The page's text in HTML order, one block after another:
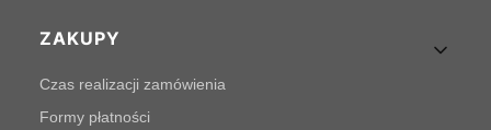
Linki w stopce
ZAKUPY
Czas realizacji zamówienia
Formy płatności